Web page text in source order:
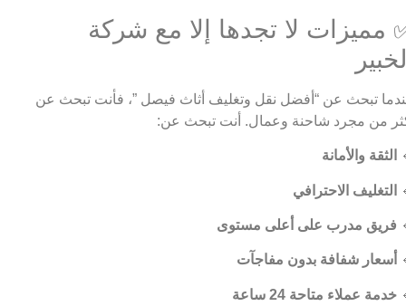
مميزات لا تجدها إلا مع شركة
تبحث عن “أفضل نقل وتغليف أثاث فيصل ”، فأنت تبحث عن
من مجرد شاحنة وعمال. أنت تبحث عن:
الثقة والأمانة
التغليف الاحترافي
فريق مدرب على أعلى مستوى
أسعار شفافة بدون مفاجآت
خدمة عملاء متاحة 24 ساعة